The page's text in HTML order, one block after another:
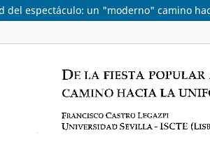
del espectáculo: un "moderno" camino